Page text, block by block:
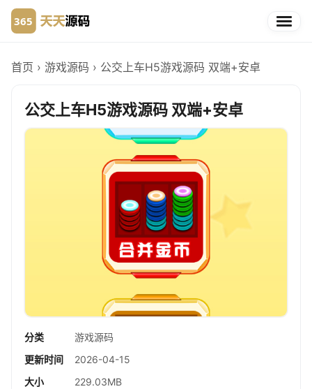
首页 › 游戏源码 › 公交上车H5游戏源码 双端+安卓
公交上车H5游戏源码 双端+安卓
分类
游戏源码
更新时间
2026-04-15
大小
229.03MB